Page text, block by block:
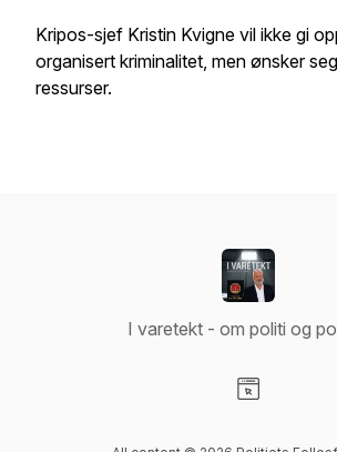
Kripos-sjef Kristin Kvigne vil ikke gi
organisert kriminalitet, men ønsker
ressurser.
I varetekt - om politi og